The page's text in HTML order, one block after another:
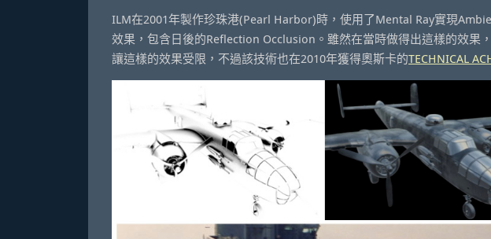
ILM在2001年製作珍珠港(Pearl Harbor)時，使用了Mental Ray實現
效果，包含日後的Reflection Occlusion。雖然在當時做得出這樣的效果
讓這樣的效果受限，不過該技術也在2010年獲得奧斯卡的TECHNICAL